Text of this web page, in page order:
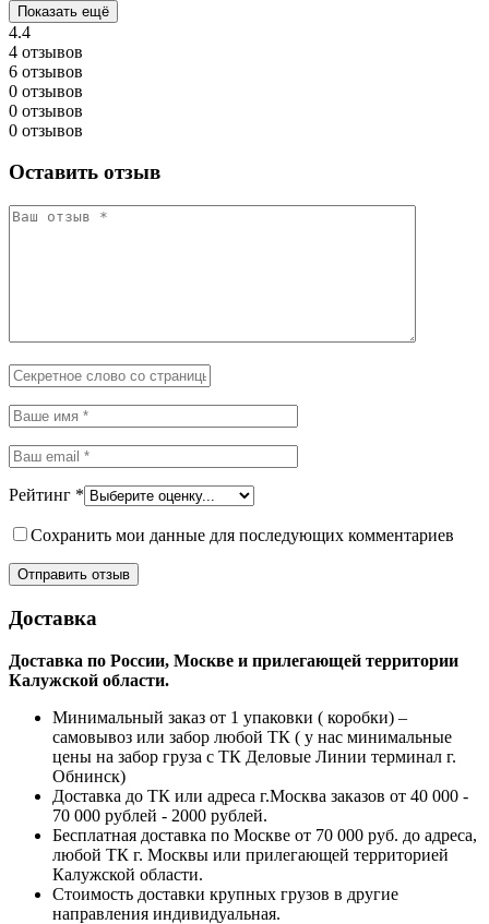
Показать ещё
4.4
4 отзывов
6 отзывов
0 отзывов
0 отзывов
0 отзывов
Оставить отзыв
Рейтинг *
Сохранить мои данные для последующих комментариев
Доставка
Доставка по России, Москве и прилегающей территории
Калужской области.
Минимальный заказ от 1 упаковки ( коробки) –
самовывоз или забор любой ТК ( у нас минимальные
цены на забор груза с ТК Деловые Линии терминал г.
Обнинск)
Доставка до ТК или адреса г.Москва заказов от 40 000 -
70 000 рублей - 2000 рублей.
Бесплатная доставка по Москве от 70 000 руб. до адреса,
любой ТК г. Москвы или прилегающей территорией
Калужской области.
Стоимость доставки крупных грузов в другие
направления индивидуальная.